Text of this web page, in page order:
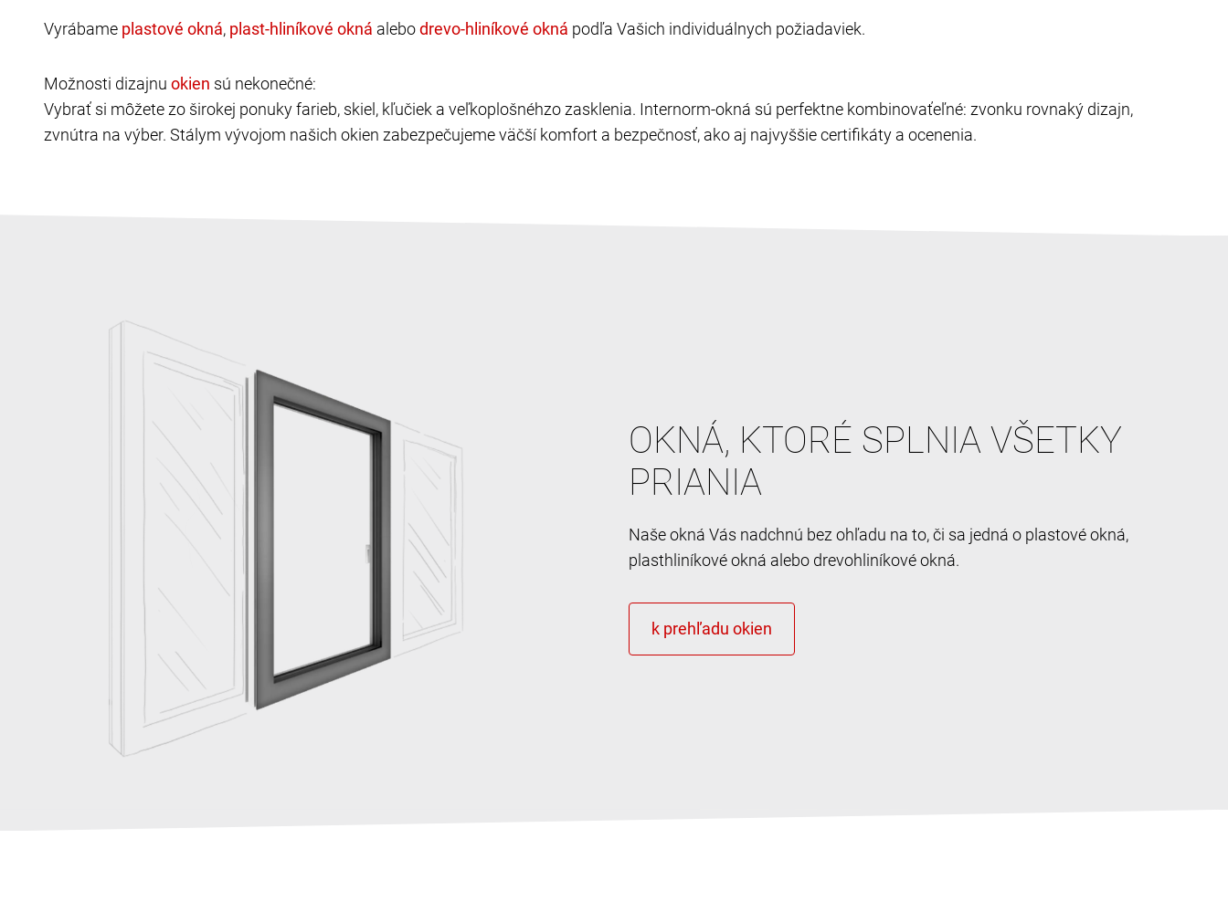
Vyrábame , alebo podľa Vašich individuálnych požiadaviek.
Možnosti dizajnu
sú nekonečné:
Vybrať si môžete zo širokej ponuky farieb, skiel, kľučiek a veľkoplošnéhzo zasklenia. Internorm-okná sú perfektne kombinovaťeľné: zvonku rovnaký dizajn,
zvnútra na výber. Stálym vývojom našich okien zabezpečujeme väčší komfort a bezpečnosť, ako aj najvyššie certifikáty a ocenenia.
OKNÁ, KTORÉ SPLNIA VŠETKY
PRIANIA
Naše okná Vás nadchnú bez ohľadu na to, či sa jedná o plastové okná,
plasthliníkové okná alebo drevohliníkové okná.